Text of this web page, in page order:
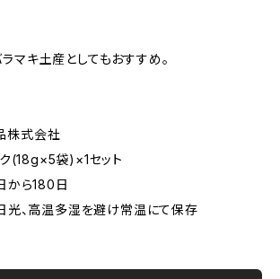
マキ土産としてもおすすめ。
株式会社
(18g×5袋)×1セット
から180日
光、高温多湿を避け常温にて保存